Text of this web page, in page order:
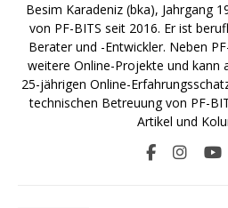
Besim Karadeniz (bka), Jahrgang
von PF-BITS seit 2016. Er ist
Berater und -Entwickler. Neben
weitere Online-Projekte und kann
25-jährigen Online-
technischen Betreuung von PF-
Artikel und